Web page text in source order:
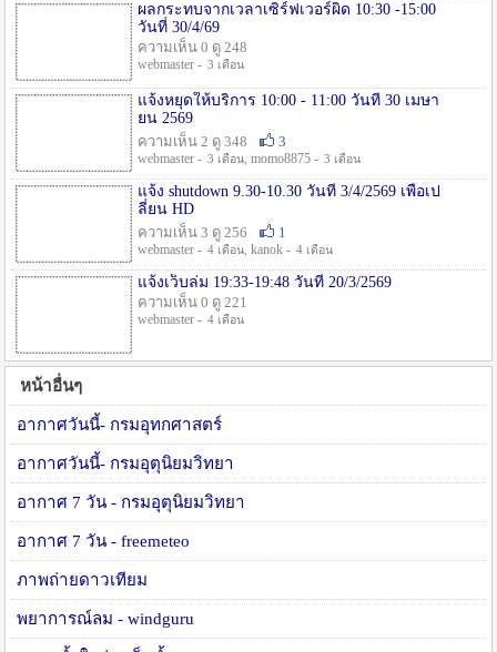
ผลกระทบจากเวลาเซิร์ฟเวอร์ผิด 10:30 -15:00
วันที่ 30/4/69
ความเห็น 0 ดู 248
webmaster - 3 เดือน
แจ้งหยุดให้บริการ 10:00 - 11:00 วันที่ 30 เมษา
ยน 2569
ความเห็น 2 ดู 348
3
webmaster - 3 เดือน, momo8875 - 3 เดือน
แจ้ง shutdown 9.30-10.30 วันที่ 3/4/2569 เพื่อเป
ลี่ยน HD
ความเห็น 3 ดู 256
1
webmaster - 4 เดือน, kanok - 4 เดือน
แจ้งเว็บล่ม 19:33-19:48 วันที่ 20/3/2569
ความเห็น 0 ดู 221
webmaster - 4 เดือน
หน้าอื่นๆ
อากาศวันนี้- กรมอุทกศาสตร์
อากาศวันนี้- กรมอุตุนิยมวิทยา
อากาศ 7 วัน - กรมอุตุนิยมวิทยา
อากาศ 7 วัน - freemeteo
ภาพถ่ายดาวเทียม
พยาการณ์ลม - windguru